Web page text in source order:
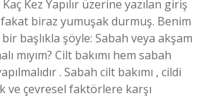
Kaç Kez Yapılır üzerine yazılan giriş
biraz yumuşak durmuş. Benim
bir başlıkla şöyle: Sabah veya akşam
mıyım? Cilt bakımı hem sabah
. Sabah cilt bakımı , cildi
ve çevresel faktörlere karşı